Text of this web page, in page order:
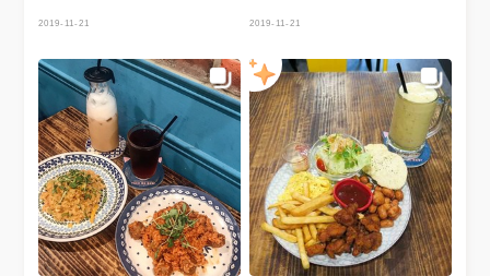
上啤酒醃製過的雞肉就是鮮嫩多
容器呢~太討喜了，他的薯條我
很喜歡，外酥不油膩、內層又厚
實，一吃就知道他的薯條是實心
不是鏤空的那種，沾上特製松露
醬，濃郁菌菇香甜甜的好唰嘴
歐義式不只餐點好吃，價格也很
親民，而且又不收服務費，簡直
是天堂呢~也難怪這麼受歡迎，
非常推薦大家來這邊聚餐吃飯哦
#板橋 #意大利麵 #美式漢堡 #
蛋汁奶油培根麵#酥炸魷魚辣炒
小魚干麵 #創意口味
體調味清淡 不過也是份量多 蠻
法覺得沒有很合我們的口味 比
較沒有香酥的口感 是比較軟的
塗抹的醬料有點太多 吃完會覺
得有點小膩 飲料部份鮮奶茶喝
起來濃密順口 甜度也不會太高
我蠻喜歡的 整體餐點VP值真的
還蠻可以 會想找時間二訪再吃
看看別的😄 - ✔捷運亞東醫院站
1出口 ✔每人低消$100/沒客滿
用餐時間90分鐘/無服務費 ✔地
址：新北市板橋區南雅南路二段
106號1樓 ✔營業時間：
11:00~15:30，17:00~21:00
分雖然說是酸辣不過奶油中和了
是溫和的 怕辣也可以吃
2019-11-21 2019-11-21